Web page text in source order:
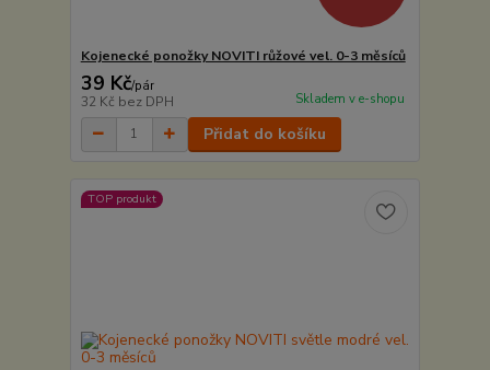
Kojenecké ponožky NOVITI růžové vel. 0-3 měsíců
39 Kč/pár
32 Kč bez DPH Skladem v e-shopu
Přidat do košíku
TOP produkt